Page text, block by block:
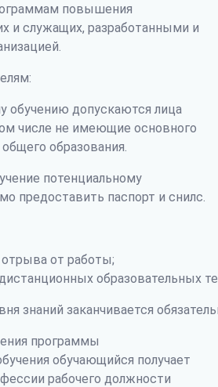
повышения
и служащих, разработанными и
обучению допускаются лица
числе не имеющие основного
образования.
потенциальному
предоставить паспорт и снилс.
от работы;
образовательных
знаний заканчивается
программы
обучающийся получает
рабочего должности